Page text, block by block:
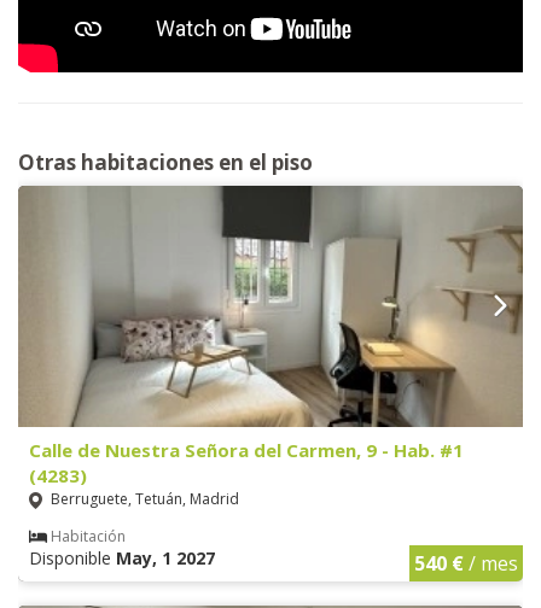
Otras habitaciones en el piso
Calle de Nuestra Señora del Carmen, 9 - Hab. #1
(4283)
Berruguete, Tetuán, Madrid
Habitación
Disponible May, 1 2027 540 €/ mes